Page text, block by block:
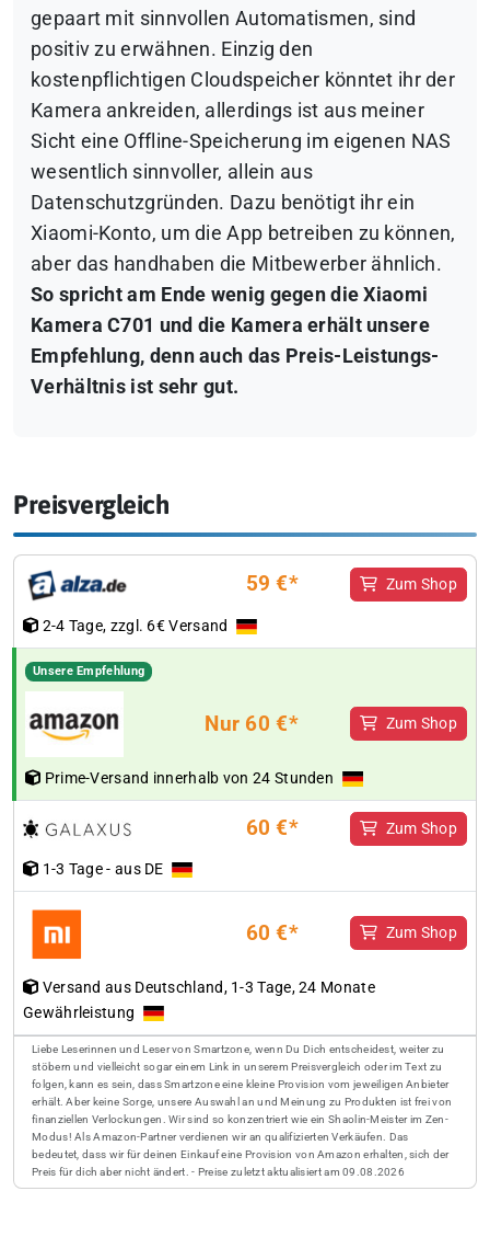
gepaart mit sinnvollen Automatismen, sind
positiv zu erwähnen. Einzig den
kostenpflichtigen Cloudspeicher könntet ihr der
Kamera ankreiden, allerdings ist aus meiner
Sicht eine Offline-Speicherung im eigenen NAS
wesentlich sinnvoller, allein aus
Datenschutzgründen. Dazu benötigt ihr ein
Xiaomi-Konto, um die App betreiben zu können,
aber das handhaben die Mitbewerber ähnlich.
So spricht am Ende wenig gegen die Xiaomi
Kamera C701 und die Kamera erhält unsere
Empfehlung, denn auch das Preis-Leistungs-
Verhältnis ist sehr gut.
Preisvergleich
59 €* Zum Shop
2-4 Tage, zzgl. 6€ Versand
Unsere Empfehlung
Nur 60 €* Zum Shop
Prime-Versand innerhalb von 24 Stunden
60 €* Zum Shop
1-3 Tage - aus DE
60 €* Zum Shop
Versand aus Deutschland, 1-3 Tage, 24 Monate
Gewährleistung
Liebe Leserinnen und Leser von Smartzone, wenn Du Dich entscheidest, weiter zu
stöbern und vielleicht sogar einem Link in unserem Preisvergleich oder im Text zu
folgen, kann es sein, dass Smartzone eine kleine Provision vom jeweiligen Anbieter
erhält. Aber keine Sorge, unsere Auswahl an und Meinung zu Produkten ist frei von
finanziellen Verlockungen. Wir sind so konzentriert wie ein Shaolin-Meister im Zen-
Modus! Als Amazon-Partner verdienen wir an qualifizierten Verkäufen. Das
bedeutet, dass wir für deinen Einkauf eine Provision von Amazon erhalten, sich der
Preis für dich aber nicht ändert. - Preise zuletzt aktualisiert am 09.08.2026